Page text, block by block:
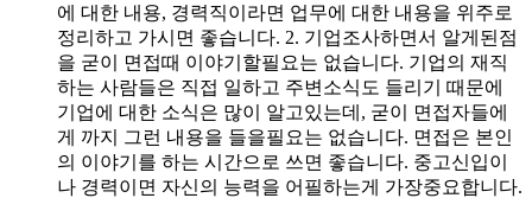
에 대한 내용, 경력직이라면 업무에 대한 내용을 위주로
정리하고 가시면 좋습니다. 2. 기업조사하면서 알게된점
을 굳이 면접때 이야기할필요는 없습니다. 기업의 재직
하는 사람들은 직접 일하고 주변소식도 들리기 때문에
기업에 대한 소식은 많이 알고있는데, 굳이 면접자들에
게 까지 그런 내용을 들을필요는 없습니다. 면접은 본인
의 이야기를 하는 시간으로 쓰면 좋습니다. 중고신입이
나 경력이면 자신의 능력을 어필하는게 가장중요합니다.